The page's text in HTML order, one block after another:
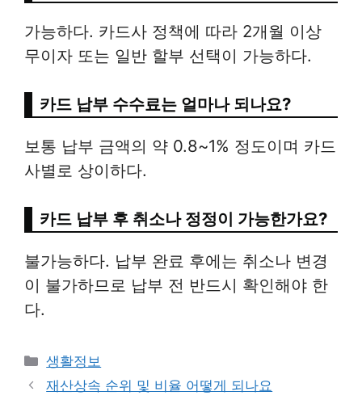
가능하다. 카드사 정책에 따라 2개월 이상
무이자 또는 일반 할부 선택이 가능하다.
카드 납부 수수료는 얼마나 되나요?
보통 납부 금액의 약 0.8~1% 정도이며 카드
사별로 상이하다.
카드 납부 후 취소나 정정이 가능한가요?
불가능하다. 납부 완료 후에는 취소나 변경
이 불가하므로 납부 전 반드시 확인해야 한
다.
Categories
생활정보
재산상속 순위 및 비율 어떻게 되나요